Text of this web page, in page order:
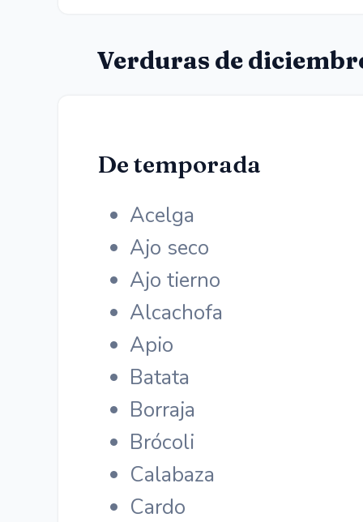
Verduras de
De temporada
Acelga
Ajo seco
Ajo tierno
Alcachofa
Apio
Batata
Borraja
Brócoli
Calabaza
Cardo